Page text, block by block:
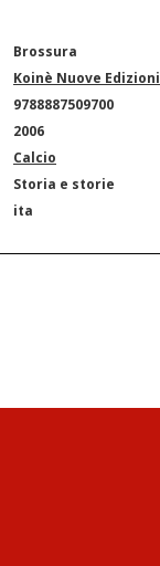
Brossura
Koinè Nuove Edizioni
9788887509700
2006
Calcio
Storia e storie
ita